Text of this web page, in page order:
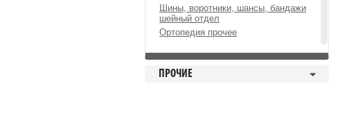
Шины, воротники, шансы, бандажи
шейный отдел
Ортопедия прочее
ПРОЧИЕ